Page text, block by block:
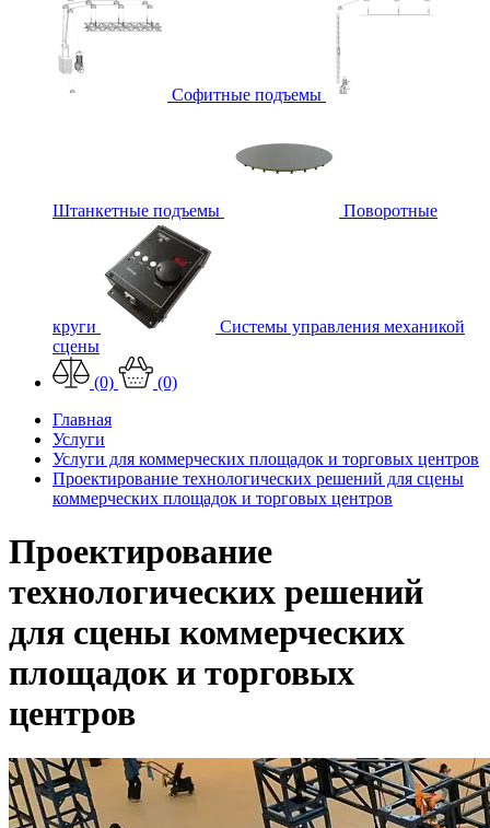
Софитные подъемы
Штанкетные подъемы Поворотные
круги
Системы управления механикой
сцены
(0)
(0)
Главная
Услуги
Услуги для коммерческих площадок и торговых центров
Проектирование технологических решений для сцены
коммерческих площадок и торговых центров
Проектирование
технологических решений
для сцены коммерческих
площадок и торговых
центров